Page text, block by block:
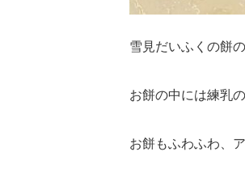
雪見だいふくの餅
お餅の中には練乳
お餅もふわふわ、